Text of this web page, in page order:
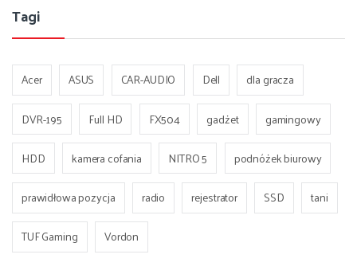
Tagi
Acer ASUS CAR-AUDIO Dell
dla gracza
DVR-195
Full HD FX504 gadżet
gamingowy
HDD
kamera cofania NITRO 5
podnóżek biurowy
prawidłowa pozycja
radio rejestrator SSD
tani
TUF Gaming
Vordon